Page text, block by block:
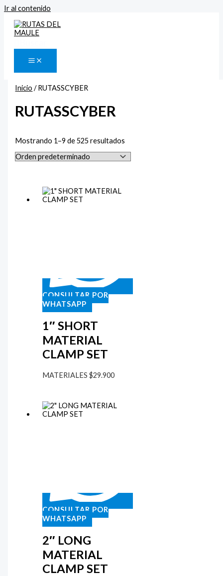
Ir al contenido
Inicio / RUTASSCYBER
RUTASSCYBER
Mostrando 1–9 de 525 resultados
CONSULTAR POR
WHATSAPP
1″ SHORT
MATERIAL
CLAMP SET
MATERIALES$29.900
CONSULTAR POR
WHATSAPP
2″ LONG
MATERIAL
CLAMP SET